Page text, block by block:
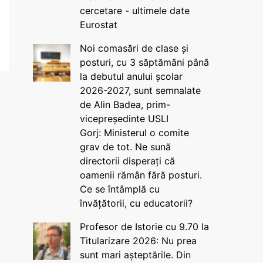
cercetare - ultimele date
Eurostat
Noi comasări de clase și
posturi, cu 3 săptămâni până
la debutul anului școlar
2026-2027, sunt semnalate
de Alin Badea, prim-
vicepreședinte USLI
Gorj: Ministerul o comite
grav de tot. Ne sună
directorii disperați că
oamenii rămân fără posturi.
Ce se întâmplă cu
învățătorii, cu educatorii?
Profesor de Istorie cu 9.70 la
Titularizare 2026: Nu prea
sunt mari așteptările. Din